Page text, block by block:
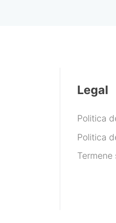
Legal
Politica
Politica
Termene